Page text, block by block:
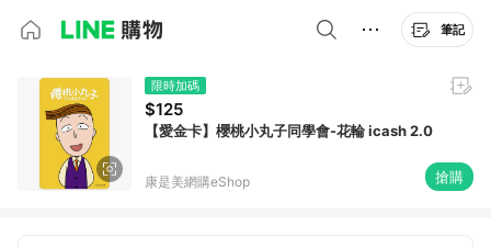
筆記
限時加碼
$125
【愛金卡】櫻桃小丸子同學會-花輪 icash 2.0
康是美網購eShop 搶購